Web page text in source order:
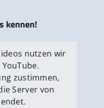
kennen!
nutzen wir
zustimmen,
Server von